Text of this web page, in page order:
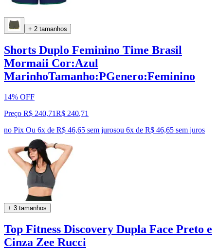
+ 2 tamanhos
Shorts Duplo Feminino Time Brasil
Mormaii Cor:Azul
MarinhoTamanho:PGenero:Feminino
14% OFF
Preço R$ 240,71R$ 240,71
no Pix Ou 6x de R$ 46,65 sem jurosou 6x de R$ 46,65 sem juros
+ 3 tamanhos
Top Fitness Discovery Dupla Face Preto e
Cinza Zee Rucci